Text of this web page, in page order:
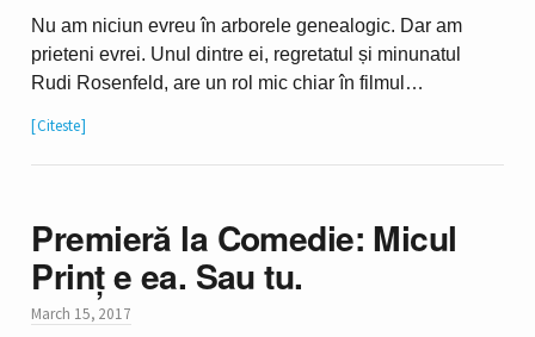
Nu am niciun evreu în arborele genealogic. Dar am
prieteni evrei. Unul dintre ei, regretatul și minunatul
Rudi Rosenfeld, are un rol mic chiar în filmul…
Citeste
Premieră la Comedie: Micul
Prinț e ea. Sau tu.
March 15, 2017